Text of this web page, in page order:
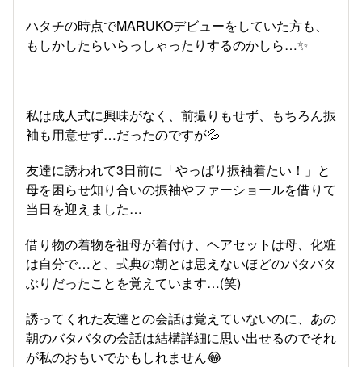
ハタチの時点でMARUKOデビューをしていた方も、
もしかしたらいらっしゃったりするのかしら…✨
私は成人式に興味がなく、前撮りもせず、もちろん振
袖も用意せず…だったのですが💦
友達に誘われて3日前に「やっぱり振袖着たい！」と
母を困らせ知り合いの振袖やファーショールを借りて
当日を迎えました…
借り物の着物を祖母が着付け、ヘアセットは母、化粧
は自分で…と、式典の朝とは思えないほどのバタバタ
ぶりだったことを覚えています…(笑)
誘ってくれた友達との会話は覚えていないのに、あの
朝のバタバタの会話は結構詳細に思い出せるのでそれ
が私のおもいでかもしれません😂